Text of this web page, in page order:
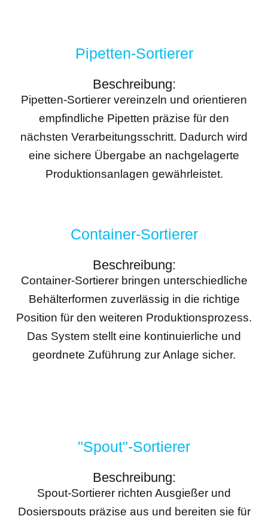
Pipetten-Sortierer
Beschreibung:
Pipetten-Sortierer vereinzeln und orientieren
empfindliche Pipetten präzise für den
nächsten Verarbeitungsschritt. Dadurch wird
eine sichere Übergabe an nachgelagerte
Produktionsanlagen gewährleistet.
Container-Sortierer
Beschreibung:
Container-Sortierer bringen unterschiedliche
Behälterformen zuverlässig in die richtige
Position für den weiteren Produktionsprozess.
Das System stellt eine kontinuierliche und
geordnete Zuführung zur Anlage sicher.
"Spout"-Sortierer
Beschreibung:
Spout-Sortierer richten Ausgießer und
Dosierspouts präzise aus und bereiten sie für